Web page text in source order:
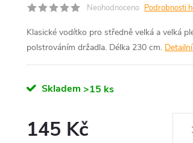
Neohodnoceno Podrobnosti
Klasické vodítko pro středně velká a velká
polstrováním držadla. Délka 230 cm.
Skladem >15 ks
145 Kč